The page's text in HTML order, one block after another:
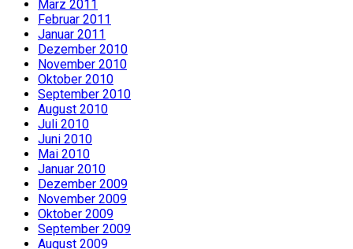
März 2011
Februar 2011
Januar 2011
Dezember 2010
November 2010
Oktober 2010
September 2010
August 2010
Juli 2010
Juni 2010
Mai 2010
Januar 2010
Dezember 2009
November 2009
Oktober 2009
September 2009
August 2009